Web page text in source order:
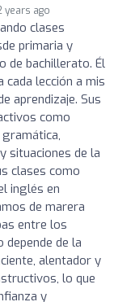
years ago
clases
primaria y
de bachillerato. Él
cada lección a mis
aprendizaje. Sus
como
situaciones de la
clases como
inglés en
de marera
entre los
de la
alentador y
lo que
y